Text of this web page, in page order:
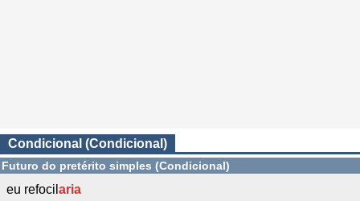
Condicional (Condicional)
Futuro do pretérito simples (Condicional)
eu refocil aria